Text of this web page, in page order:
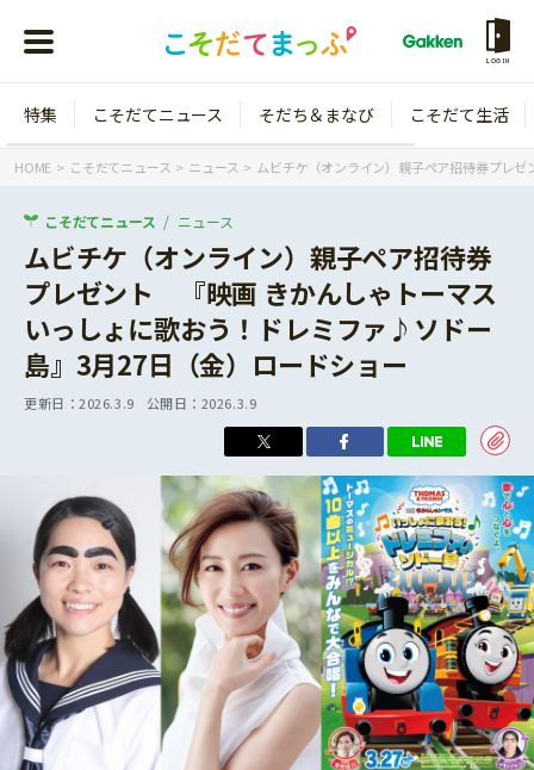
LOGIN
年齢から探す
0歳
1歳
2歳
年長
小学1年生
小学2年生
小学3年生
小学4年生
小学5年生
小学6年生
特集
こそだてニュース
イベント
ニュース
そだち＆まなび
ワーク・ドリル
幼稚園・保育園
小学校
科学・プログラミング
教育・学習
こそだて生活
住まい
ファッション・美容
行事・イベント
トラブル
こそだてマンガ
特集 こそだてニュース そだち＆まなび こそだて生活
HOME こそだてニュース ニュース ムビチケ（オンライン）親子ペア招待券プレ
こそだてニュース ニュース
ムビチケ（オンライン）親子ペア招待券
プレゼント 『映画 きかんしゃトーマス
いっしょに歌おう！ドレミファ♪ソドー
島』3月27日（金）ロードショー
更新日：2026.3.9 公開日： 2026.3.9